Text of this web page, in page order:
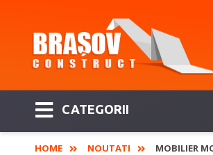
CATEGORII
HOME NOUTATI MOBILIER